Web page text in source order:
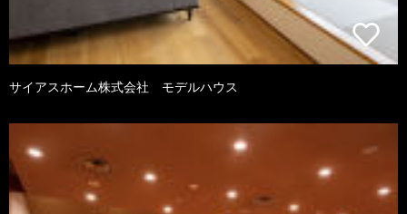
サイアスホーム株式会社 モデルハウス